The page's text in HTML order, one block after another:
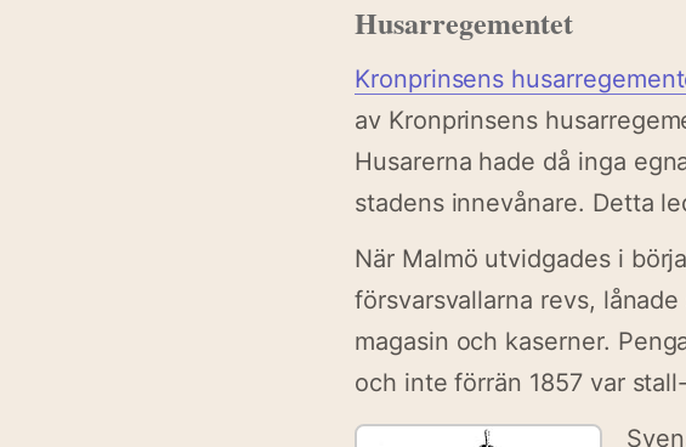
Husarregementet
Kronprinsens
av Kronprinsens
Husarerna hade då inga
stadens innevånare. Detta
När Malmö utvidgades i
försvarsvallarna revs,
magasin och kaserner.
och inte förrän 1857 var